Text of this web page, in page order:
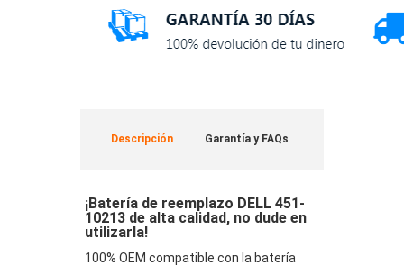
Descripción Garantía y FAQs
¡Batería de reemplazo DELL 451-
10213 de alta calidad, no dude en
utilizarla!
100% OEM compatible con la batería